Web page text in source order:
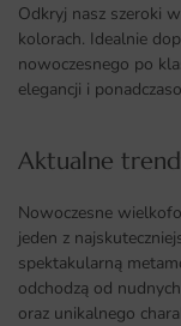
Odkryj nasz szeroki
kolorach. Idealnie
nowoczesnego po
elegancji i
Aktualne
Nowoczesne
jeden z
spektakularną
odchodzą od
oraz unikalnego